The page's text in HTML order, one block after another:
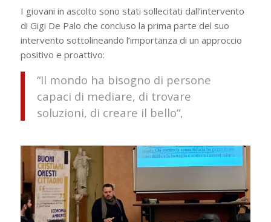
I giovani in ascolto sono stati sollecitati dall’intervento
di Gigi De Palo che concluso la prima parte del suo
intervento sottolineando l’importanza di un approccio
positivo e proattivo:
“Il mondo ha bisogno di persone
capaci di mediare, di trovare
soluzioni, di creare il bello“,